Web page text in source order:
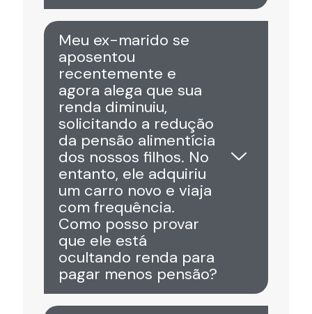
Meu ex-marido se
aposentou
recentemente e
agora alega que sua
renda diminuiu,
solicitando a redução
da pensão alimentícia
dos nossos filhos. No
entanto, ele adquiriu
um carro novo e viaja
com frequência.
Como posso provar
que ele está
ocultando renda para
pagar menos pensão?